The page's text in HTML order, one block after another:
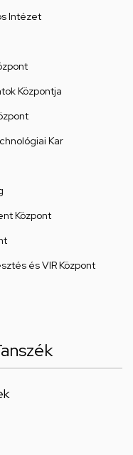
Intézet
Központja
Kar
Központ
és VIR Központ